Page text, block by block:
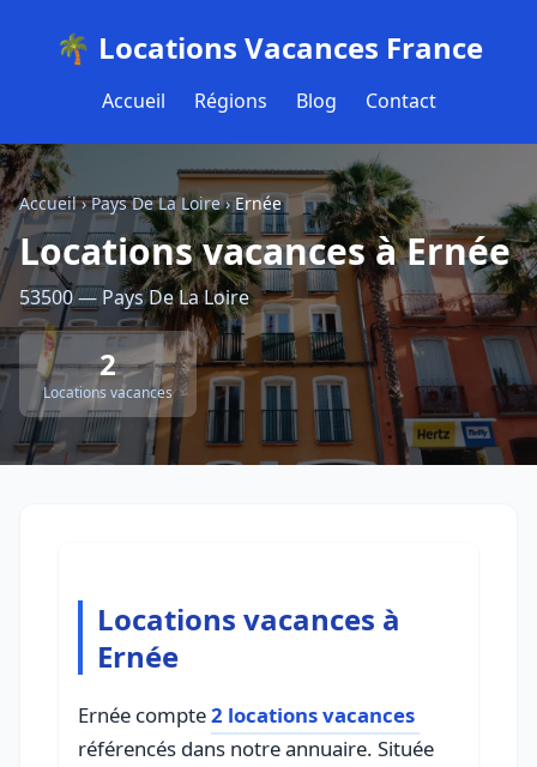
🌴 Locations Vacances France
Accueil Régions Blog Contact
Accueil›Pays De La Loire›Ernée
Locations vacances à Ernée
53500 — Pays De La Loire
2
Locations vacances
Locations vacances à
Ernée
Ernée compte2 locations vacances
référencés dans notre annuaire. Située